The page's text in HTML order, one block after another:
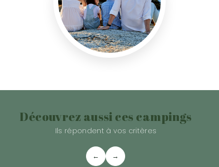
Découvrez aussi ces campings
Ils répondent à vos critères
← →